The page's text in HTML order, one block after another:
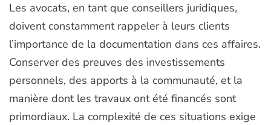
Les avocats, en tant que conseillers juridiques,
doivent constamment rappeler à leurs clients
l’importance de la documentation dans ces affaires.
Conserver des preuves des investissements
personnels, des apports à la communauté, et la
manière dont les travaux ont été financés sont
primordiaux. La complexité de ces situations exige